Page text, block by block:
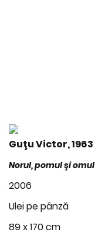
Guţu Victor, 1963
Norul, pomul şi omul
2006
Ulei pe pânză
89 x 170 cm